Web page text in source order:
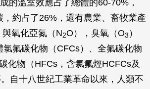
的溫室效應占了總體的60-70%，
，約占了26%，還有農業、畜牧業產
與氧化亞氮（N2O），臭氧（O3 ）
氯氟碳化物（CFCs）、全氟碳化物
化物（HFCs，含氯氟烴HCFCs及
。自十八世紀工業革命以來，人類不